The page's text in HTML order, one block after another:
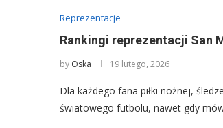
Reprezentacje
Rankingi reprezentacji San
by Oska 19 lutego, 2026
Dla każdego fana piłki nożnej,
światowego futbolu, nawet gdy